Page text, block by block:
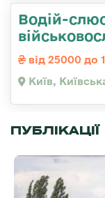
Водій-
від 25000 до
Київ,
ПУБЛІКАЦІЇ